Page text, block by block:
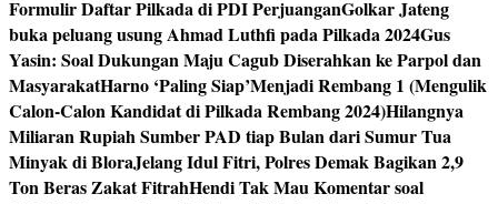
Formulir Daftar Pilkada di PDI PerjuanganGolkar Jateng
buka peluang usung Ahmad Luthfi pada Pilkada 2024Gus
Yasin: Soal Dukungan Maju Cagub Diserahkan ke Parpol dan
MasyarakatHarno ‘Paling Siap’Menjadi Rembang 1 (Mengulik
Calon-Calon Kandidat di Pilkada Rembang 2024)Hilangnya
Miliaran Rupiah Sumber PAD tiap Bulan dari Sumur Tua
Minyak di BloraJelang Idul Fitri, Polres Demak Bagikan 2,9
Ton Beras Zakat FitrahHendi Tak Mau Komentar soal